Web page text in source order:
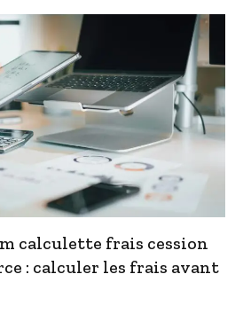
calculette frais cession
: calculer les frais avant